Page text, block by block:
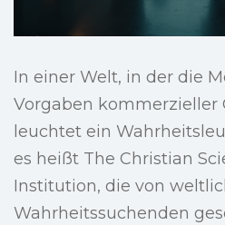
In einer Welt, in der die
Vorgaben kommerzieller
leuchtet ein
es heißt The Christian
Institution, die von
Wahrheitssuchenden